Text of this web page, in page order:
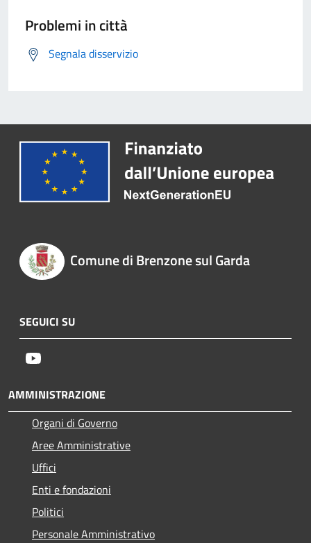
Problemi in città
Segnala disservizio
Comune di Brenzone sul Garda
SEGUICI SU
AMMINISTRAZIONE
Organi di Governo
Aree Amministrative
Uffici
Enti e fondazioni
Politici
Personale Amministrativo